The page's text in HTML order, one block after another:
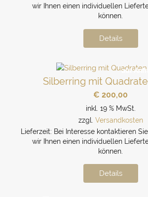
wir Ihnen einen individuellen
können.
Details
auf
Silberring mit
€ 200,00
inkl. 19 % MwSt.
zzgl. Versandkosten
Lieferzeit: Bei Interesse kontaktieren
wir Ihnen einen individuellen
können.
Details